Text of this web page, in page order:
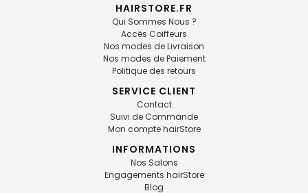
HAIRSTORE.FR
Qui Sommes Nous ?
Accès Coiffeurs
Nos modes de Livraison
Nos modes de Paiement
Politique des retours
SERVICE CLIENT
Contact
Suivi de Commande
Mon compte hairStore
INFORMATIONS
Nos Salons
Engagements hairStore
Blog